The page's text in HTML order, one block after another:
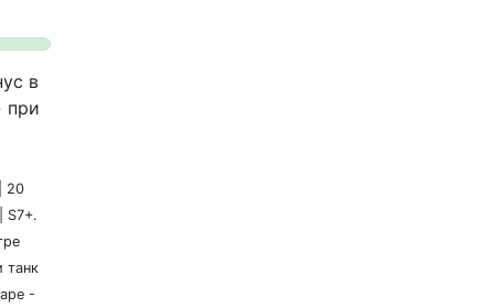
в
при
20
S7+.
танк
-